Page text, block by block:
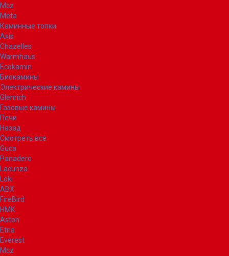
Mcz
Meta
Каминные топки
Axis
Chazelles
Warmhaus
Ecokamin
Биокамины
Электрические камины
Glenrich
Газовые камины
Печи
Назад
Смотреть все
Guca
Panadero
Lacunza
Loki
ABX
FireBird
НМК
Aston
Etna
Everest
Mcz